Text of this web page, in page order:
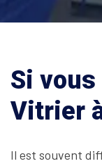
Si
Vitrier
Il est souvent